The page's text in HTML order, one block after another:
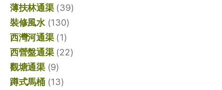
薄扶林通渠(39)
裝修風水(130)
西灣河通渠(1)
西營盤通渠(22)
觀塘通渠(9)
蹲式馬桶(13)